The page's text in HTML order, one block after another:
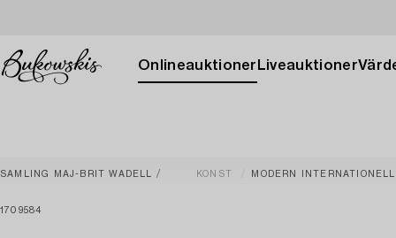
Onlineauktioner Liveauktioner
SAMLING MAJ-BRIT WADELL KONST MODERN INTERNATIONELL
1709584